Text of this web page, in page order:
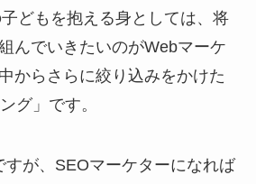
どもを抱える身としては、将
んでいきたいのがWebマーケ
からさらに絞り込みをかけた
グ」です。
すが、SEOマーケターになれば